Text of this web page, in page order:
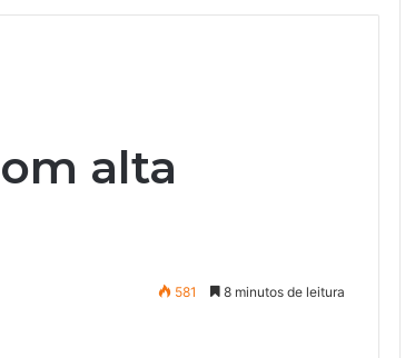
alta
581 8 minutos de leitura